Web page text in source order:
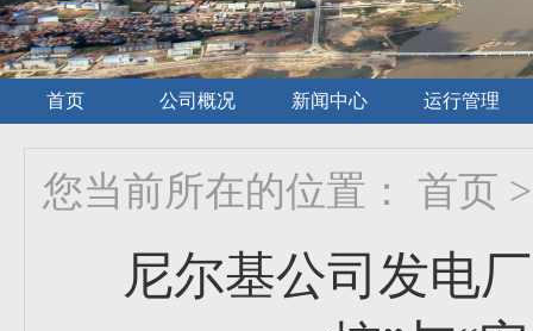
首页 公司概况 新闻中心 运行管理
您当前所在的位置： 首页 >
尼尔基公司发电